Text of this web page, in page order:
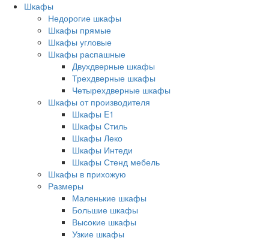
Шкафы
Недорогие шкафы
Шкафы прямые
Шкафы угловые
Шкафы распашные
Двухдверные шкафы
Трехдверные шкафы
Четырехдверные шкафы
Шкафы от производителя
Шкафы E1
Шкафы Стиль
Шкафы Леко
Шкафы Интеди
Шкафы Стенд мебель
Шкафы в прихожую
Размеры
Маленькие шкафы
Большие шкафы
Высокие шкафы
Узкие шкафы